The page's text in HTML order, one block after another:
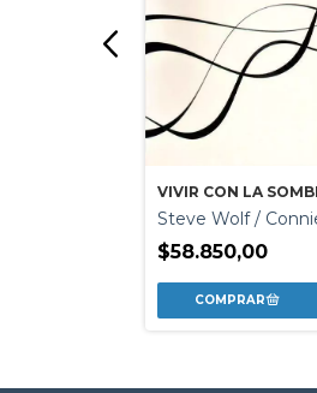
VIVIR CON LA
Steve Wolf /
$58.850,00